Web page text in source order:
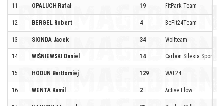
11 OPALUCH Rafał 19 FitPark Team
12 BERGEL Robert 4 BeFit24Team
13 SIONDA Jacek 34 Wolfteam
14 WIŚNIEWSKI Daniel 14 Carbon Silesia Sport
15 HODUN Bartłomiej 129 WAT24
16 WENTA Kamil 2 Active Flow